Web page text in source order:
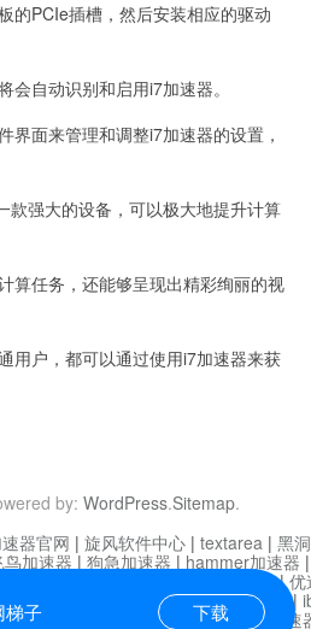
PCIe插槽，然后安装相应的驱动
自动识别和启用i7加速器。
面来管理和调整i7加速器的设置，
强大的设备，可以极大地提升计算
任务，还能够呈现出精彩绚丽的视
户，都可以通过使用i7加速器来获
by: WordPress.Sitemap.
梯子 下载
器官网 | 旋风软件中心 | textarea | 黑
鸟加速器 | 狗急加速器 | hammer加速器
迷雾通|优
falemon 快橙加速器|anycast加速器 |
速器 | 白石山|
小牛加速